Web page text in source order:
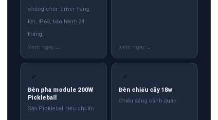
chống chói, driver hãng
lớn, IP65, bảo hành 24
tháng.
✓
Đèn pha module 200W
Pickleball
Sân Pickleball tiêu chuẩn
✓
Đèn chiếu cây 18w
Chiếu sáng cảnh quan